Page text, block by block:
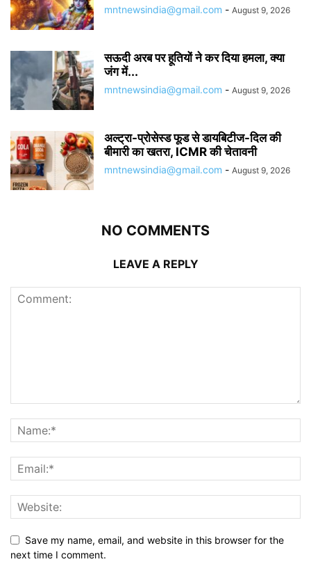
mntnewsindia@gmail.com - August 9, 2026
सऊदी अरब पर हूतियों ने कर दिया हमला, क्या
जंग में...
mntnewsindia@gmail.com - August 9, 2026
अल्ट्रा-प्रोसेस्ड फूड से डायबिटीज-दिल की
बीमारी का खतरा, ICMR की चेतावनी
mntnewsindia@gmail.com - August 9, 2026
NO COMMENTS
LEAVE A REPLY
Save my name, email, and website in this browser for the
next time I comment.